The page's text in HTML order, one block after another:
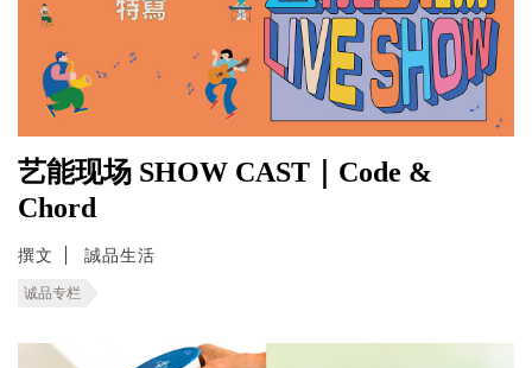
艺能现场 SHOW CAST｜Code &
Chord
撰文 誠品生活
诚品专栏